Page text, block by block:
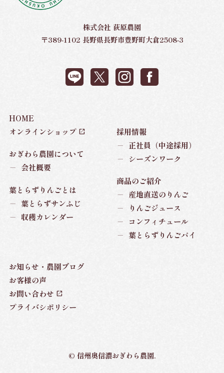
株式会社 荻原農園
〒389-1102 長野県長野市豊野町大倉2508-3
HOME
オンラインショップ
おぎわら農園について
－ 会社概要
葉とらずりんごとは
－ 葉とらずサンふじ
－ 収穫カレンダー
採用情報
－ 正社員（中途採用）
－
シーズンワーク
商品のご紹介
－ 産地直送のりんご
－
りんごジュース
－
コンフィチュール
－ 葉とらずりんごパイ
お知らせ・農園ブログ
お客様の声
お問い合わせ
プライバシポリシー
© 信州奥信濃おぎわら農園.